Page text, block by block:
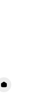
Carrello